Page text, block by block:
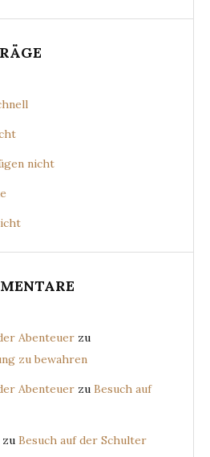
nicht
Abenteuer zu
zu bewahren
Abenteuer zu Besuch auf
zu Besuch auf der Schulter